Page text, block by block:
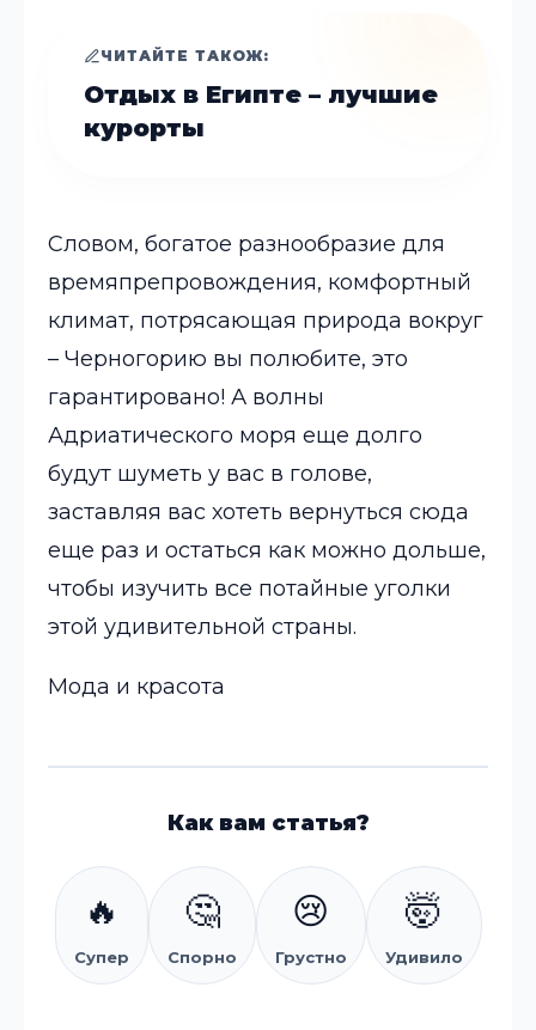
ЧИТАЙТЕ ТАКОЖ:
Отдых в Египте – лучшие
курорты
Словом, богатое разнообразие для
времяпрепровождения, комфортный
климат, потрясающая природа вокруг
– Черногорию вы полюбите, это
гарантировано! А волны
Адриатического моря еще долго
будут шуметь у вас в голове,
заставляя вас хотеть вернуться сюда
еще раз и остаться как можно дольше,
чтобы изучить все потайные уголки
этой удивительной страны.
Мода и красота
Как вам статья?
🔥
Супер
🤔
Спорно
😢
Грустно
🤯
Удивило